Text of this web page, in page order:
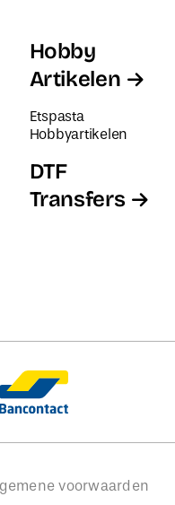
Hobby
Artikelen
Etspasta
Hobbyartikelen
DTF
Transfers
voorwaarden